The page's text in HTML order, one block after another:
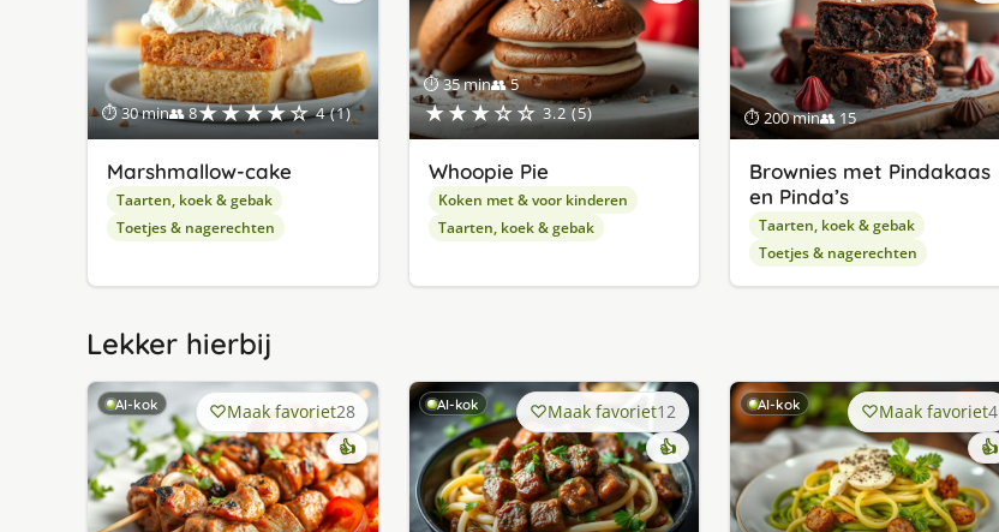
⏱ 30 min👥 8★★★★☆ 4 (1)
Marshmallow-cake
Taarten, koek & gebak
Toetjes & nagerechten
⏱ 35 min👥 5
★★★☆☆ 3.2 (5)
Whoopie Pie
Koken met & voor kinderen
Taarten, koek & gebak
⏱ 200 min👥 15
Brownies met Pindakaas
en Pinda’s
Taarten, koek & gebak
Toetjes & nagerechten
Lekker hierbij
AI-kok Maak favoriet28
👍
AI-kok Maak favoriet12
👍
AI-kok Maak favoriet4
👍